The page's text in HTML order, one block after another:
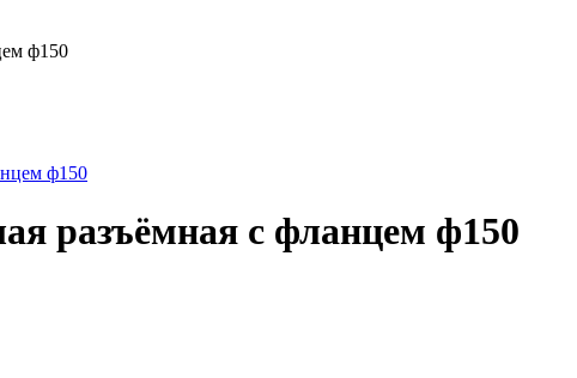
ф150
разъёмная с фланцем ф150